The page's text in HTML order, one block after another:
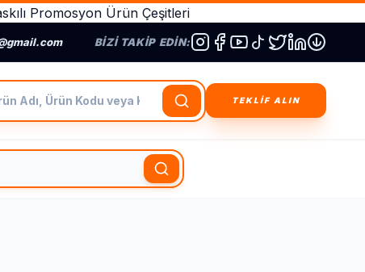
Promosyon Ürün Çeşitleri
BIZI TAKIP EDIN:
Ürün Kodu veya Kategori Ara
TEKLİF ALIN